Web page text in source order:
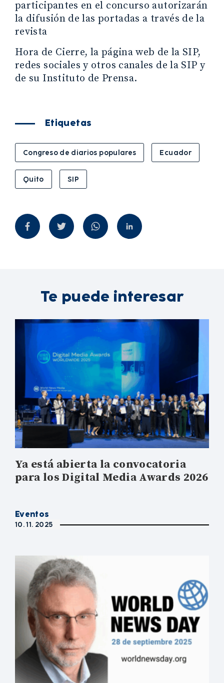
participantes en el concurso autorizarán
la difusión de las portadas a través de la
revista
Hora de Cierre, la página web de la SIP,
redes sociales y otros canales de la SIP y
de su Instituto de Prensa.
Etiquetas
Congreso de diarios populares Ecuador
Quito SIP
Te puede interesar
Ya está abierta la convocatoria
para los Digital Media Awards 2026
Eventos
10. 11. 2025